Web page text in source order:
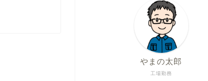
工場勤務
やまの太郎